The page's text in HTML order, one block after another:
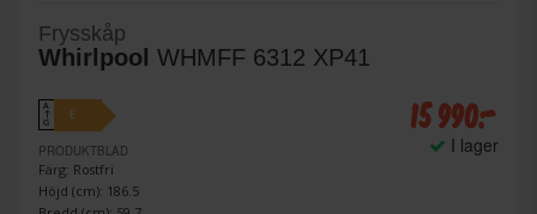
Frysskåp
Whirlpool WHMFF 6312 XP41
A
↑
G
E
PRODUKTBLAD
Färg: Rostfri
Höjd (cm): 186.5
15 990:-
I lager